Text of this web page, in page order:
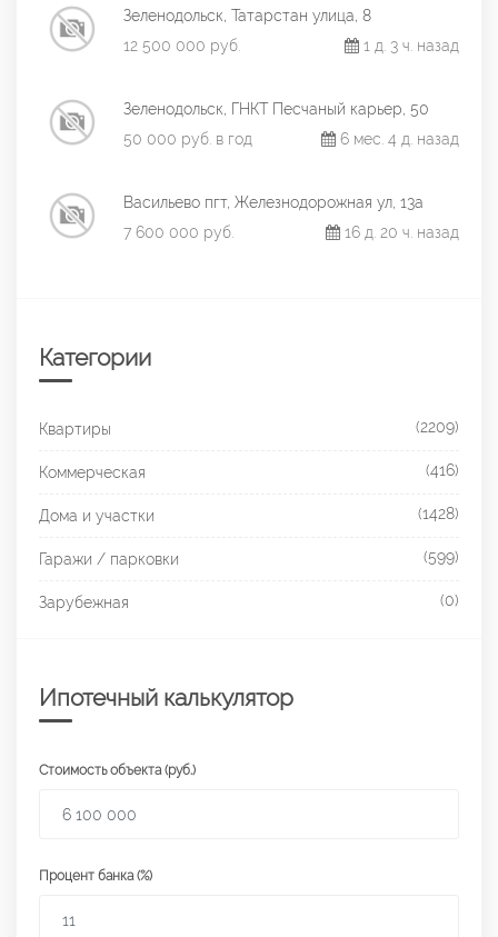
Зеленодольск, Татарстан улица, 8
12 500 000 руб.
1 д. 3 ч. назад
Зеленодольск, ГНКТ Песчаный карьер, 50
50 000 руб. в год
6 мес. 4 д. назад
Васильево пгт, Железнодорожная ул, 13а
7 600 000 руб.
16 д. 20 ч. назад
Категории
Квартиры (2209)
Коммерческая (416)
Дома и участки (1428)
Гаражи / парковки (599)
Зарубежная (0)
Ипотечный калькулятор
Стоимость объекта (руб.)
Процент банка (%)